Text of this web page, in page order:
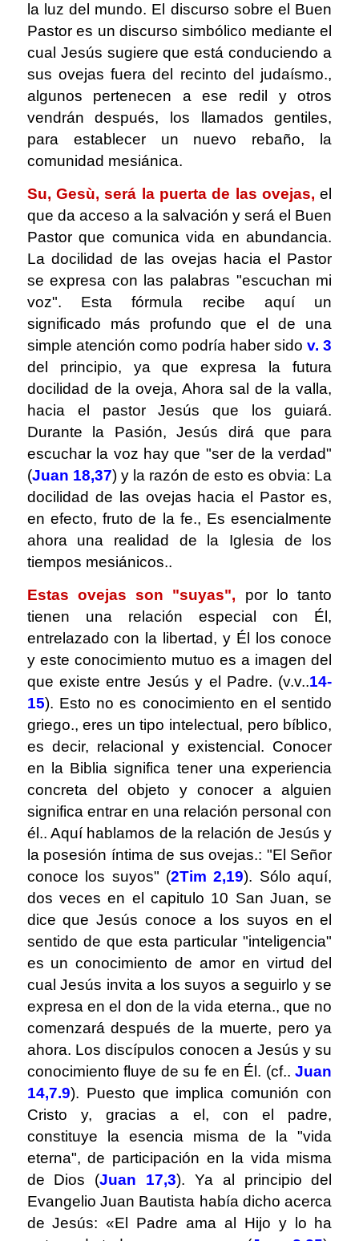
la luz del mundo. El discurso sobre el Buen
Pastor es un discurso simbólico mediante el
cual Jesús sugiere que está conduciendo a
sus ovejas fuera del recinto del judaísmo.,
algunos pertenecen a ese redil y otros
vendrán después, los llamados gentiles,
para establecer un nuevo rebaño, la
comunidad mesiánica.
Su, Gesù, será la puerta de las ovejas, el
que da acceso a la salvación y será el Buen
Pastor que comunica vida en abundancia.
La docilidad de las ovejas hacia el Pastor
se expresa con las palabras "escuchan mi
voz". Esta fórmula recibe aquí un
significado más profundo que el de una
simple atención como podría haber sidov. 3
del principio, ya que expresa la futura
docilidad de la oveja, Ahora sal de la valla,
hacia el pastor Jesús que los guiará.
Durante la Pasión, Jesús dirá que para
escuchar la voz hay que "ser de la verdad"
(Juan 18,37) y la razón de esto es obvia: La
docilidad de las ovejas hacia el Pastor es,
en efecto, fruto de la fe., Es esencialmente
ahora una realidad de la Iglesia de los
tiempos mesiánicos..
Estas ovejas son "suyas", por lo tanto
tienen una relación especial con Él,
entrelazado con la libertad, y Él los conoce
y este conocimiento mutuo es a imagen del
que existe entre Jesús y el Padre. (v.v..14-
15). Esto no es conocimiento en el sentido
griego., eres un tipo intelectual, pero bíblico,
es decir, relacional y existencial. Conocer
en la Biblia significa tener una experiencia
concreta del objeto y conocer a alguien
significa entrar en una relación personal con
él.. Aquí hablamos de la relación de Jesús y
la posesión íntima de sus ovejas.: "El Señor
conoce los suyos" (2Tim 2,19). Sólo aquí,
dos veces en el capitulo 10 San Juan, se
dice que Jesús conoce a los suyos en el
sentido de que esta particular "inteligencia"
es un conocimiento de amor en virtud del
cual Jesús invita a los suyos a seguirlo y se
expresa en el don de la vida eterna., que no
comenzará después de la muerte, pero ya
ahora. Los discípulos conocen a Jesús y su
conocimiento fluye de su fe en Él. (cf..Juan
14,7.9). Puesto que implica comunión con
Cristo y, gracias a el, con el padre,
constituye la esencia misma de la "vida
eterna", de participación en la vida misma
de Dios (Juan 17,3). Ya al ​​principio del
Evangelio Juan Bautista había dicho acerca
de Jesús: «El Padre ama al Hijo y lo ha